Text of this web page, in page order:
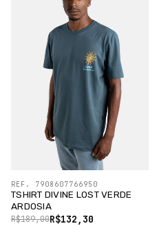
TSHIRT DIVINE LOST VERDE
ARDOSIA
R$132,30
R$189,00
REF. 7908607766950